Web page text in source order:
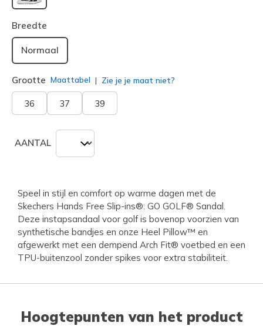
geselecteerd
Breedte
Normaal
Grootte Maattabel Zie je je maat niet?
36 37 39
AANTAL
Speel in stijl en comfort op warme dagen met de
Skechers Hands Free Slip-ins®: GO GOLF® Sandal.
Deze instapsandaal voor golf is bovenop voorzien van
synthetische bandjes en onze Heel Pillow™ en
afgewerkt met een dempend Arch Fit® voetbed en een
TPU-buitenzool zonder spikes voor extra stabiliteit.
Hoogtepunten van het product